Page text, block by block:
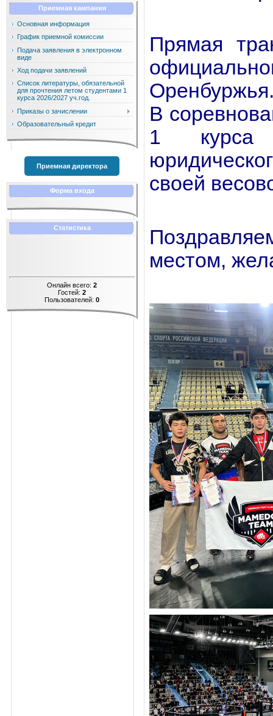
Приемная кампания
Основная информация
График приемной комиссии
Подача заявления в электронном
виде
Ход подачи заявлений
Список литературы, обязательной
для прочтения летом студентами 1
курса 2026/2027 уч.год.
Приказы о зачислении
Образовательный кредит
Приемная директора
Форма входа
Статистика
Онлайн всего: 2
Гостей: 2
Пользователей: 0
Прямая
В
1 курса
своей
местом,